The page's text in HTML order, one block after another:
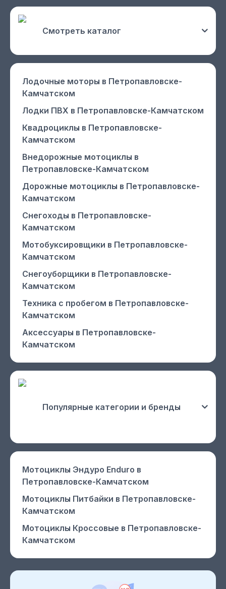
Смотреть каталог
Лодочные моторы в Петропавловске-
Камчатском
Лодки ПВХ в Петропавловске-Камчатском
Квадроциклы в Петропавловске-
Камчатском
Внедорожные мотоциклы в
Петропавловске-Камчатском
Дорожные мотоциклы в Петропавловске-
Камчатском
Снегоходы в Петропавловске-
Камчатском
Мотобуксировщики в Петропавловске-
Камчатском
Снегоуборщики в Петропавловске-
Камчатском
Техника с пробегом в Петропавловске-
Камчатском
Аксессуары в Петропавловске-
Камчатском
Популярные категории и бренды
Мотоциклы Эндуро Enduro в
Петропавловске-Камчатском
Мотоциклы Питбайки в Петропавловске-
Камчатском
Мотоциклы Кроссовые в Петропавловске-
Камчатском